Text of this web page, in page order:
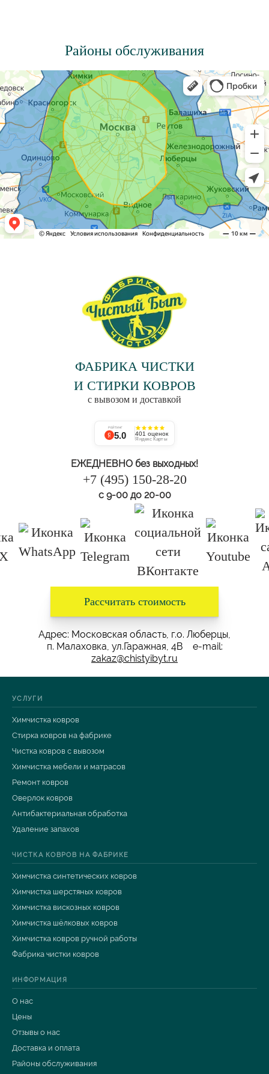
Районы обслуживания
ФАБРИКА ЧИСТКИ
И СТИРКИ КОВРОВ
с вывозом и доставкой
РЕЙТИНГ
5.0 401 оценок
Яндекс Карты
ЕЖЕДНЕВНО без выходных!
+7 (495) 150-28-20
с 9-00 до 20-00
Рассчитать стоимость
Адрес: Московская область, г.о. Люберцы,
п. Малаховка, ул.Гаражная, 4В e-mail:
zakaz@chistyibyt.ru
УСЛУГИ
Химчистка ковров
Стирка ковров на фабрике
Чистка ковров с вывозом
Химчистка мебели и матрасов
Ремонт ковров
Оверлок ковров
Антибактериальная обработка
Удаление запахов
ЧИСТКА КОВРОВ НА ФАБРИКЕ
Химчистка синтетических ковров
Химчистка шерстяных ковров
Химчистка вискозных ковров
Химчистка шёлковых ковров
Химчистка ковров ручной работы
Фабрика чистки ковров
ИНФОРМАЦИЯ
О нас
Цены
Отзывы о нас
Доставка и оплата
Районы обслуживания